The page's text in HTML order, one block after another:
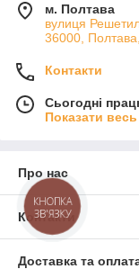
м. Полтава
вулиця
36000,
Контакти
Сьогодні
Показати
Про нас
Контакти
Доставка та
КНОПКА
ЗВ'ЯЗКУ